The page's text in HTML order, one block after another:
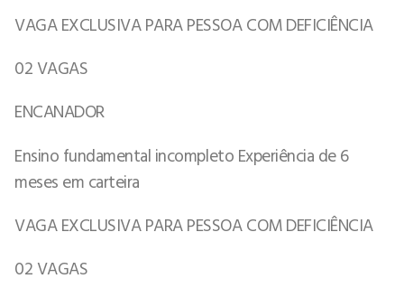
VAGA EXCLUSIVA PARA PESSOA COM DEFICIÊNCIA
02 VAGAS
ENCANADOR
Ensino fundamental incompleto Experiência de 6
meses em carteira
VAGA EXCLUSIVA PARA PESSOA COM DEFICIÊNCIA
02 VAGAS